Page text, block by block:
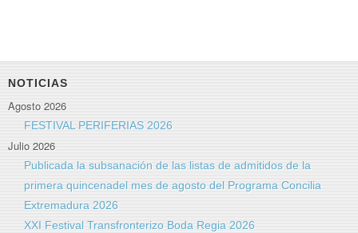
NOTICIAS
Agosto 2026
FESTIVAL PERIFERIAS 2026
Julio 2026
Publicada la subsanación de las listas de admitidos de la
primera quincenadel mes de agosto del Programa Concilia
Extremadura 2026
XXI Festival Transfronterizo Boda Regia 2026